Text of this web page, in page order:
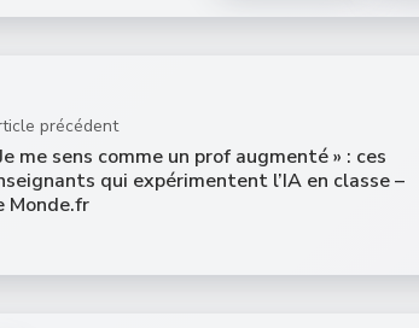
précédent
me sens comme un prof augmenté » : ces
qui expérimentent l’IA en classe –
Monde.fr